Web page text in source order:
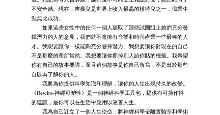
不安全感。現在，吉賽兒是世界上收入最高的模特兒之一，職業生
涯無比成功。
如果這些女性中的任何一個人聽取了那些試圖阻止她們充分發
揮潛力的人的意見，我們就不會擁有音樂和時尚產業一些最棒的人
才。我想要讓你一樣能夠充分發揮潛力。我想要讓你對現在的自己
不是那麼的理所當然。我想要讓你撕掉別人給你貼的標籤。我希望
你有自己的故事要講，而且這個故事是你自己所寫，不是出於那些
自以為了解你的人。
我將為你提供科學知識和理解，讓你的人生出現持久的改變。
《Rewire-神經可塑性》是一個神經科學工具包，提供有可操作性
的建議，是你可以在生活中應用以改善人生。
我為自己訂立了一個人生使命：將神經科學帶離實驗室和學術